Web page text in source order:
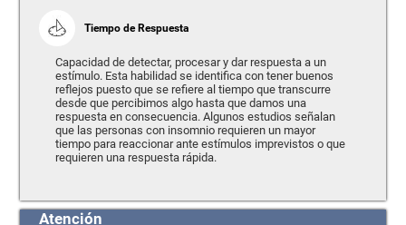
Tiempo de Respuesta
Capacidad de detectar, procesar y dar respuesta a un
estímulo. Esta habilidad se identifica con tener buenos
reflejos puesto que se refiere al tiempo que transcurre
desde que percibimos algo hasta que damos una
respuesta en consecuencia. Algunos estudios señalan
que las personas con insomnio requieren un mayor
tiempo para reaccionar ante estímulos imprevistos o que
requieren una respuesta rápida.
Atención